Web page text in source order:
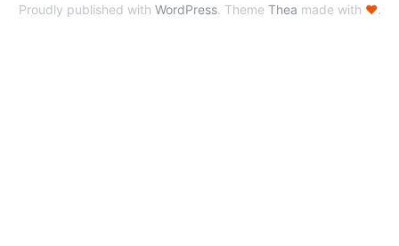
Proudly published with WordPress. Theme Thea made with ♥.